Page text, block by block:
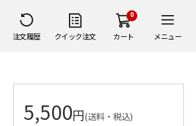
注文履歴 クイック注文
0
カート メニュー
5,500円(送料・税込)